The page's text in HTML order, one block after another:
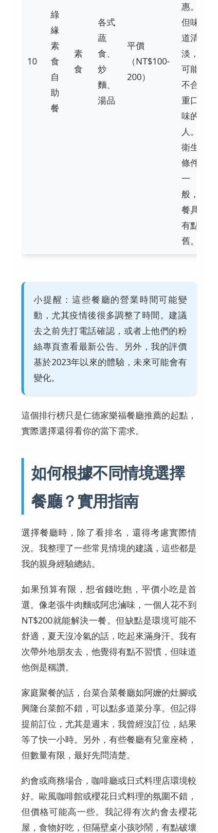
10
綠
緣
素
食
自
助
餐
素
食
各式
蔬
食、
炒
麵、
湯品
平價
（NT$100-
200）
惠。
但味
道清
淡，
可能
不合
重口
味的
人。
衛生
條件
一
般，
餐具
有點
舊。
小提醒：這些餐廳的營業時間可能變
動，尤其疫情後很多調整了時間。建議
去之前先打電話確認，或者上他們的粉
絲專頁查看最新公告。另外，我的評價
基於2023年以來的體驗，未來可能會有
變化。
這個排行榜只是仁德家樂福餐廳推薦的起點，
實際選擇還得看你的當下需求。
如何根據不同情境選擇
餐廳？實用指南
選擇餐廳時，除了看排名，還得考慮實際情
況。我整理了一些常見情境的建議，這些都是
我的親身經驗總結。
如果預算有限，想省錢吃飽，平價小吃是首
選。像老張牛肉麵或阿忠滷味，一個人花不到
NT$200就能解決一餐。但缺點是環境可能不
舒適，夏天沒冷氣的話，吃起來滿身汗。我有
次帶外地朋友去，他覺得有點不習慣，但味道
他倒是稱讚。
家庭聚餐的話，台菜合菜餐廳如阿嬤的灶腳或
興隆台菜館不錯，可以點多道菜分享。但記得
提前訂位，尤其是週末，我曾經沒訂位，結果
等了快一小時。另外，有些餐廳有兒童座椅，
但數量有限，最好先問清楚。
約會或商務場合，咖啡廳或日式料理店環境較
好。歐風咖啡館或櫻花日式料理的氛圍不錯，
但價格可能高一些。我記得有次約會去櫻花
屋，食物好吃，但隔壁桌小孩吵鬧，有點破壞